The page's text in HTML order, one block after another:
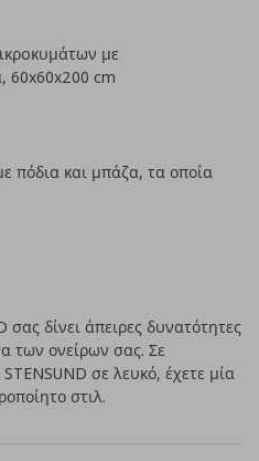
με
60x60x200 cm
πόδια και μπάζα, τα οποία
δίνει άπειρες δυνατότητες
των ονείρων σας. Σε
σε λευκό, έχετε μία
στιλ.